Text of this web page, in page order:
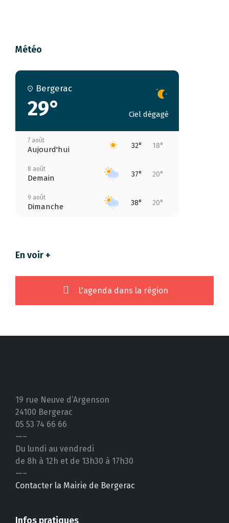
Météo
Bergerac
29° Ciel dégagé
7 août
Aujourd'hui 32° 18°
8 août
Demain 37° 20°
9 août
Dimanche 38° 20°
11 août
41° 23°
En voir +
L'agenda dans la région
19 rue Neuve d’Argenson
24100 Bergerac
05 53 74 66 66
—–
Du lundi au vendredi
de 8h à 12h et de 13h30 à 17h30
—–
Contacter la Mairie de Bergerac
Infos pratiques